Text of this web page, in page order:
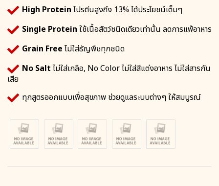
High Protein โปรตีนสูงถึง 13% ได้ประโยชน์เต็มๆ
Single Protein ใช้เนื้อสัตว์ชนิดเดียวเท่านั้น ลดการแพ้อาหาร
Grain Free ไม่ใส่ธัญพืชทุกชนิด
No Salt ไม่ใส่เกลือ, No Color ไม่ใส่สีแต่งอาหาร ไม่ใส่สารกัน
เสีย
ทุกสูตรออกแบบเพื่อสุขภาพ ช่วยดูแลระบบต่างๆ ให้สมบูรณ์